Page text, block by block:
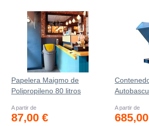
Papelera Maigmo de
Polipropileno 80 litros
A partir de
87,00 €
A partir de